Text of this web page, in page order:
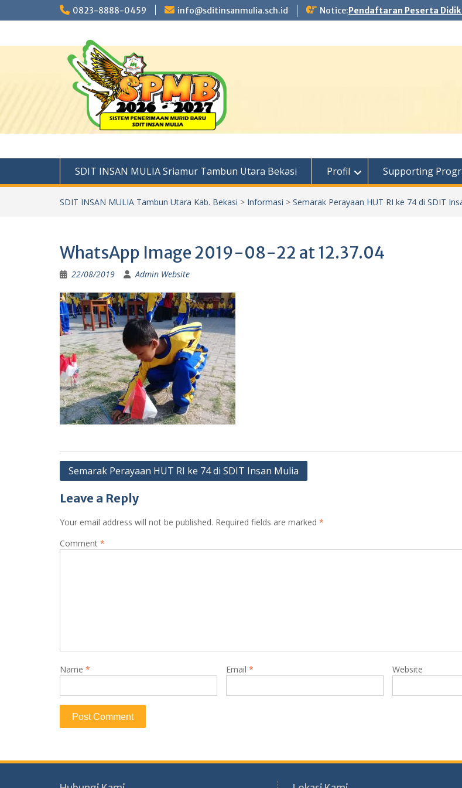
to
0823-8888-0459 info@sditinsanmulia.sch.id Notice:Pendaftaran Peserta Didik
SDIT INSAN MULIA Sriamur Tambun Utara Bekasi Profil Supporting
SDIT INSAN MULIA Tambun Utara Kab. Bekasi > Informasi > Semarak Perayaan HUT RI ke 74 di SDIT
WhatsApp Image 2019-08-22 at 12.37.04
22/08/2019 Admin Website
Post
Semarak Perayaan HUT RI ke 74 di SDIT Insan Mulia
Leave a Reply
Your email address will not be published. Required fields are marked *
Comment *
Name * Email * Website